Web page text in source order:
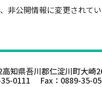
非公開情報に変更されてい
高知県吾川郡仁淀川町大崎
0111 Fax：0889-35-